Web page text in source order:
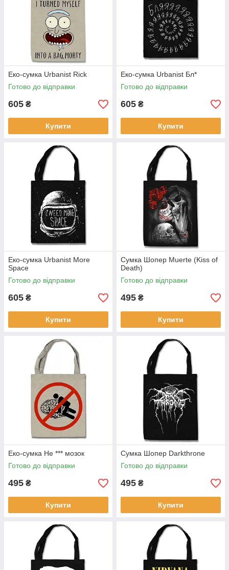
Еко-сумка Urbanist Rick
Готово до відправки
605 ₴
Купити
Еко-сумка Urbanist Бл*
Готово до відправки
605 ₴
Купити
Еко-сумка Urbanist More
Space
Готово до відправки
605 ₴
Купити
Сумка Шопер Muerte (Kiss of
Death)
Готово до відправки
495 ₴
Купити
Еко-сумка Не *** мозок
Готово до відправки
495 ₴
Купити
Сумка Шопер Darkthrone
Готово до відправки
495 ₴
Купити